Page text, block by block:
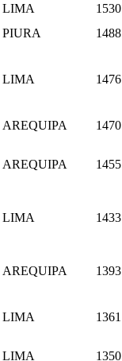
LIMA
PIURA
LIMA
AREQUIPA
AREQUIPA
LIMA
AREQUIPA
LIMA
LIMA